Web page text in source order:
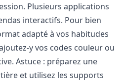
Plusieurs applications
interactifs. Pour bien
adapté à vos habitudes
y vos codes couleur ou
Astuce : préparez une
et utilisez les supports